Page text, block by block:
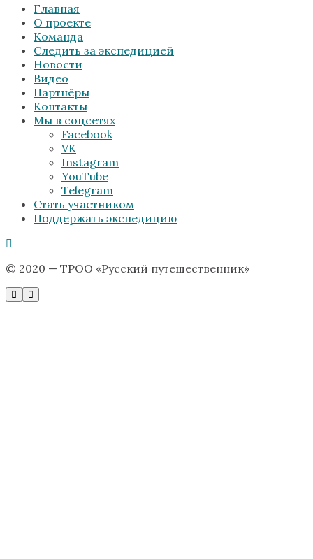
Главная
О проекте
Команда
Следить за экспедицией
Новости
Видео
Партнёры
Контакты
Мы в соцсетях
Facebook
VK
Instagram
YouTube
Telegram
Стать участником
Поддержать экспедицию
© 2020 — ТРОО «Русский путешественник»